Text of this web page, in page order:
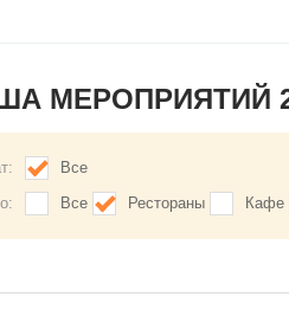
МЕРОПРИЯТИЙ
Все
Все Рестораны Кафе